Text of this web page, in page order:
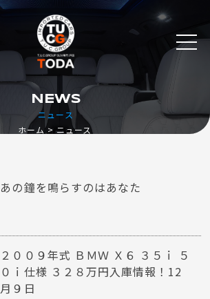
ニュース
NEWS
ホーム ニュース
あの鐘を鳴らすのはあなた
２００９年式 ＢＭＷ Ｘ６ ３５ｉ ５
０ｉ仕様 ３２８万円入庫情報！12
月９日